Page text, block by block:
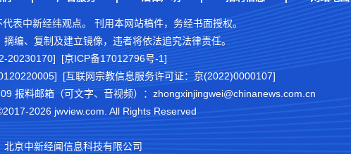
表中新经纬观点。 刊用本网站稿件，务经书面授权。
摘编、复制及建立镜像，违者将依法追究法律责任。
20230170] [京ICP备17012796号-1]
[互联网宗教信息服务许可证：京(2022)0000107]
报料邮箱（可文字、音视频）：zhongxinjingwei@chinanews.com.cn
2026 jwview.com. All Rights Reserved
北京中新经闻信息科技有限公司